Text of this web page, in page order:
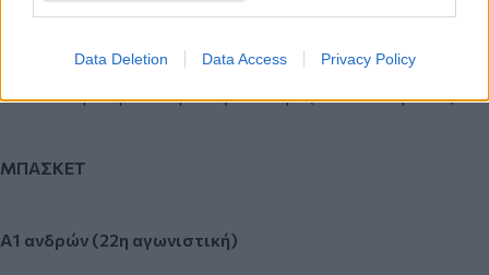
Data Deletion Data Access Privacy Policy
19:30 Φεϊρένσε - Μπενφίκα (Cosmote Sport 1)
22:00 Σπόρτινγκ Λισαβόνας - Ρίο Άβε (Cosmote Sport 7)
ΜΠΑΣΚΕΤ
Α1 ανδρών (22η αγωνιστική)